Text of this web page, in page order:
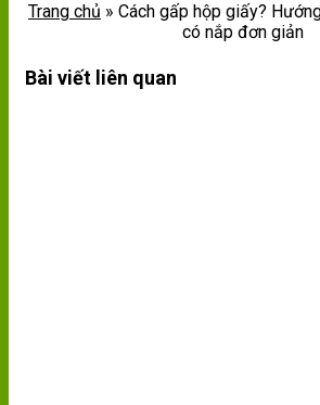
Trang chủ » Cách gấp hộp giấy?
có nắp đơn giản
Bài viết liên quan